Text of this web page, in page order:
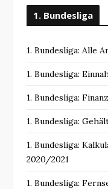
1. Bundesliga
1. Bundesliga: Alle
1. Bundesliga:
1. Bundesliga:
1. Bundesliga:
1. Bundesliga:
2020/2021
1. Bundesliga: